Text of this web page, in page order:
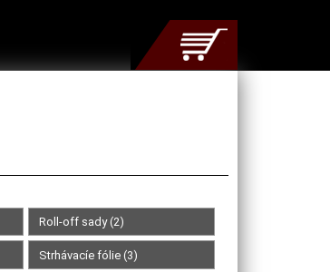
Roll-off sady (2)
Strhávacíe fólie (3)